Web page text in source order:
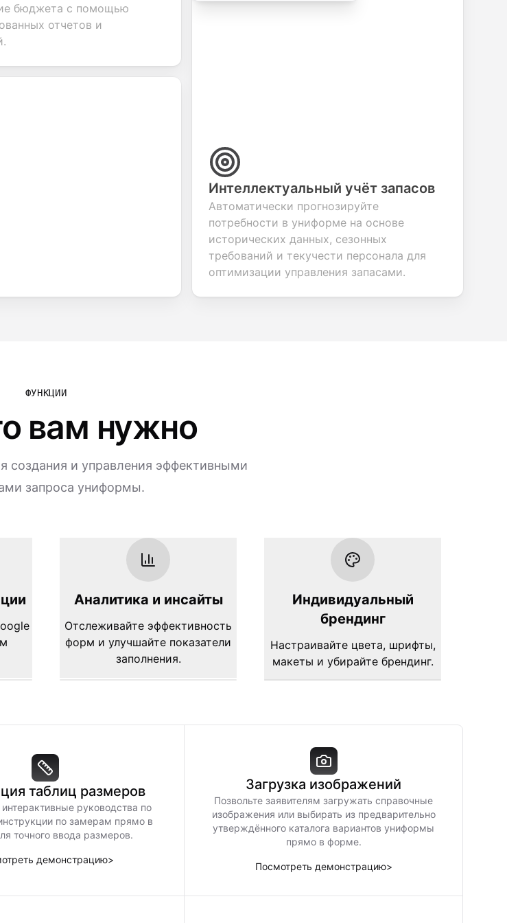
your products or
services.
commerce
questions for
бюджета с помощью
отчетов и
Интеллектуальный учёт запасов
Автоматически прогнозируйте
потребности в униформе на основе
исторических данных, сезонных
требований и текучести персонала для
оптимизации управления запасами.
ФУНКЦИИ
вам нужно
и управления эффективными
запроса униформы.
Аналитика и инсайты
Отслеживайте эффективность
форм и улучшайте показатели
заполнения.
Индивидуальный
брендинг
Настраивайте цвета, шрифты,
макеты и убирайте брендинг.
таблиц размеров
интерактивные руководства по
по замерам прямо в
точного ввода размеров.
демонстрацию>
Загрузка изображений
Позвольте заявителям загружать справочные
изображения или выбирать из предварительно
утверждённого каталога вариантов униформы
прямо в форме.
Посмотреть демонстрацию>